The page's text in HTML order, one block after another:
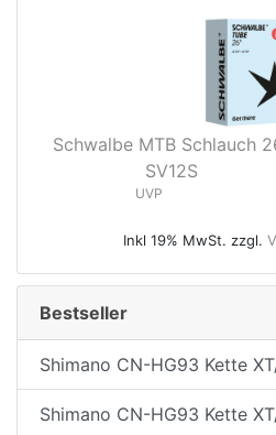
Schwalbe MTB Schlauch
SV12S
UVP
Inkl 19% MwSt. zzgl.
Bestseller
Shimano CN-HG93 Kette
Shimano CN-HG93 Kette